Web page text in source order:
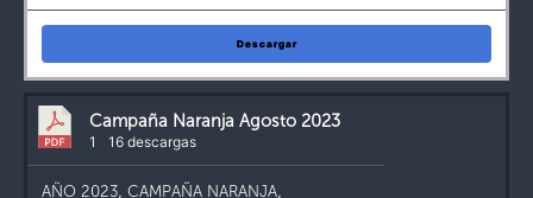
Descargar
Campaña Naranja Agosto 2023
1 16 descargas
AÑO 2023, CAMPAÑA NARANJA,